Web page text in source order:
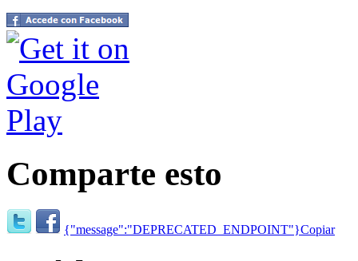
Comparte esto
{"message":"DEPRECATED_ENDPOINT"}Copiar